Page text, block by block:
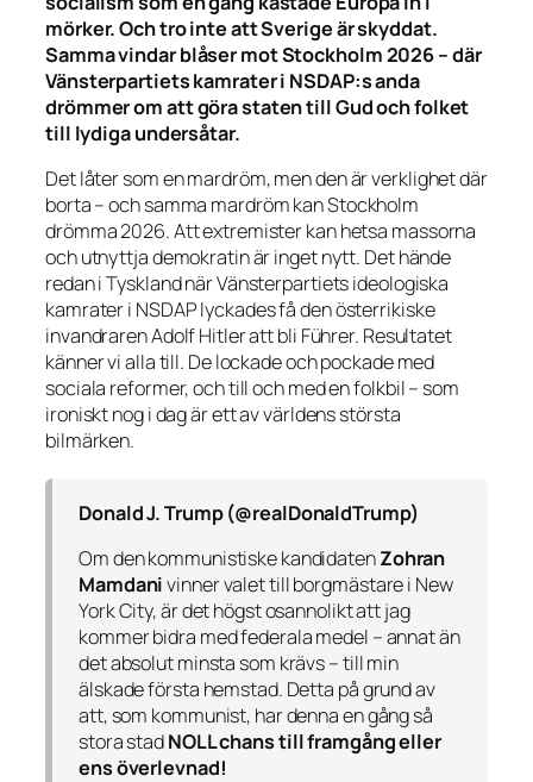
mörker. Och tro inte att Sverige är skyddat.
Samma vindar blåser mot Stockholm 2026 – där
Vänsterpartiets kamrater i NSDAP:s anda
drömmer om att göra staten till Gud och folket
till lydiga undersåtar.
Det låter som en mardröm, men den är verklighet där
borta – och samma mardröm kan Stockholm
drömma 2026. Att extremister kan hetsa massorna
och utnyttja demokratin är inget nytt. Det hände
redan i Tyskland när Vänsterpartiets ideologiska
kamrater i NSDAP lyckades få den österrikiske
invandraren Adolf Hitler att bli Führer. Resultatet
känner vi alla till. De lockade och pockade med
sociala reformer, och till och med en folkbil – som
ironiskt nog i dag är ett av världens största
bilmärken.
Donald J. Trump (@realDonaldTrump)
Om den kommunistiske kandidatenZohran
Mamdanivinner valet till borgmästare i New
York City, är det högst osannolikt att jag
kommer bidra med federala medel – annat än
det absolut minsta som krävs – till min
älskade första hemstad. Detta på grund av
att, som kommunist, har denna en gång så
stora stadNOLL chans till framgång eller
ens överlevnad!